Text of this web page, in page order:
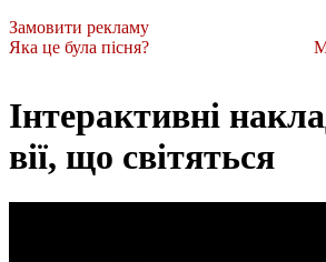
Замовити рекламу
Яка це була пісня?
Інтерактивні
вії, що світяться